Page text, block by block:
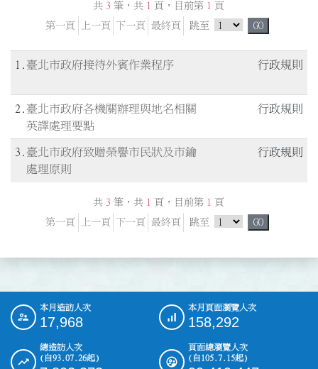
共 3 筆，共 1 頁，目前第 1
頁
第一頁
上一頁 下一頁 最終頁 跳至 跳頁選單 GO
行政規則
1 臺北市政府接待外賓作業程序
行政規則
2
臺北市政府各機關辦理與地名相關
英譯處理要點
行政規則
3
臺北市政府致贈榮譽市民狀及市鑰
處理原則
共 3 筆，共 1 頁，目前第 1
頁
第一頁
上一頁 下一頁 最終頁 跳至 跳頁選單 GO
::: 本月造訪人次
17,968
本月頁面瀏覽人次
158,292
總造訪人次
(自93.07.26起)
頁面總瀏覽人次
(自105.7.15起)